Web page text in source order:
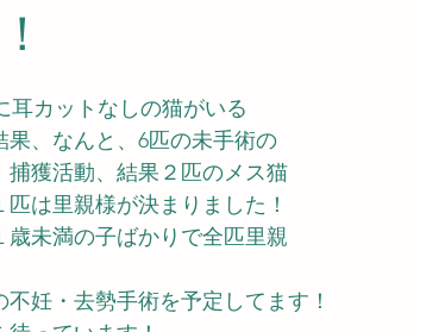
耳カットなしの猫がいる
、なんと、6匹の未手術の
獲活動、結果２匹のメス猫
は里親様が決まりました！
未満の子ばかりで全匹里親
妊・去勢手術を予定してます！